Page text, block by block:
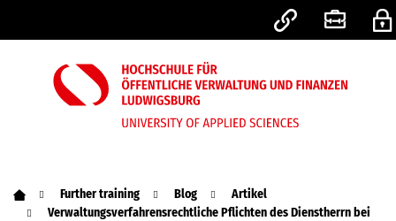
Further training Blog
Artikel
Verwaltungsverfahrensrechtliche Pflichten des Dienstherrn bei